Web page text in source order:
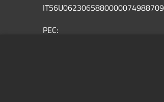
IT56U0623065880000074988709
PEC: